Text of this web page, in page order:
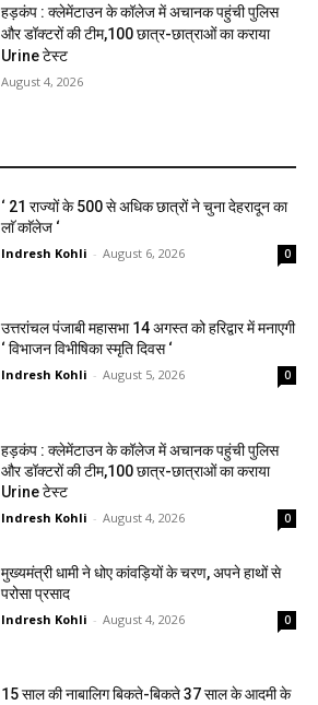
हड़कंप : क्लेमेंटाउन के कॉलेज में अचानक पहुंची पुलिस
और डॉक्टरों की टीम,100 छात्र-छात्राओं का कराया
Urine टेस्ट
August 4, 2026
‘ 21 राज्यों के 500 से अधिक छात्रों ने चुना देहरादून का
लाॅ काॅलेज ‘
Indresh Kohli - August 6, 2026 0
उत्तरांचल पंजाबी महासभा 14 अगस्त को हरिद्वार में मनाएगी
‘ विभाजन विभीषिका स्मृति दिवस ‘
Indresh Kohli - August 5, 2026 0
हड़कंप : क्लेमेंटाउन के कॉलेज में अचानक पहुंची पुलिस
और डॉक्टरों की टीम,100 छात्र-छात्राओं का कराया
Urine टेस्ट
Indresh Kohli - August 4, 2026 0
मुख्यमंत्री धामी ने धोए कांवड़ियों के चरण, अपने हाथों से
परोसा प्रसाद
Indresh Kohli - August 4, 2026 0
15 साल की नाबालिग बिकते-बिकते 37 साल के आदमी के